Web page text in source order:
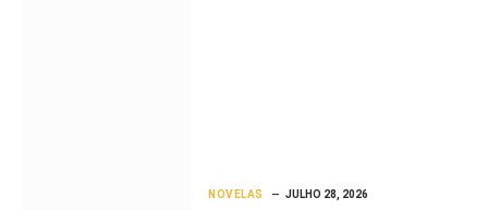
NOVELAS JULHO 28, 2026